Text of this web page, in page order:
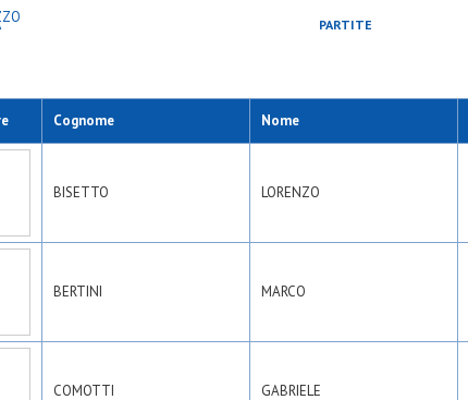
PARTITE
Cognome Nome
BISETTO LORENZO
BERTINI MARCO
COMOTTI GABRIELE